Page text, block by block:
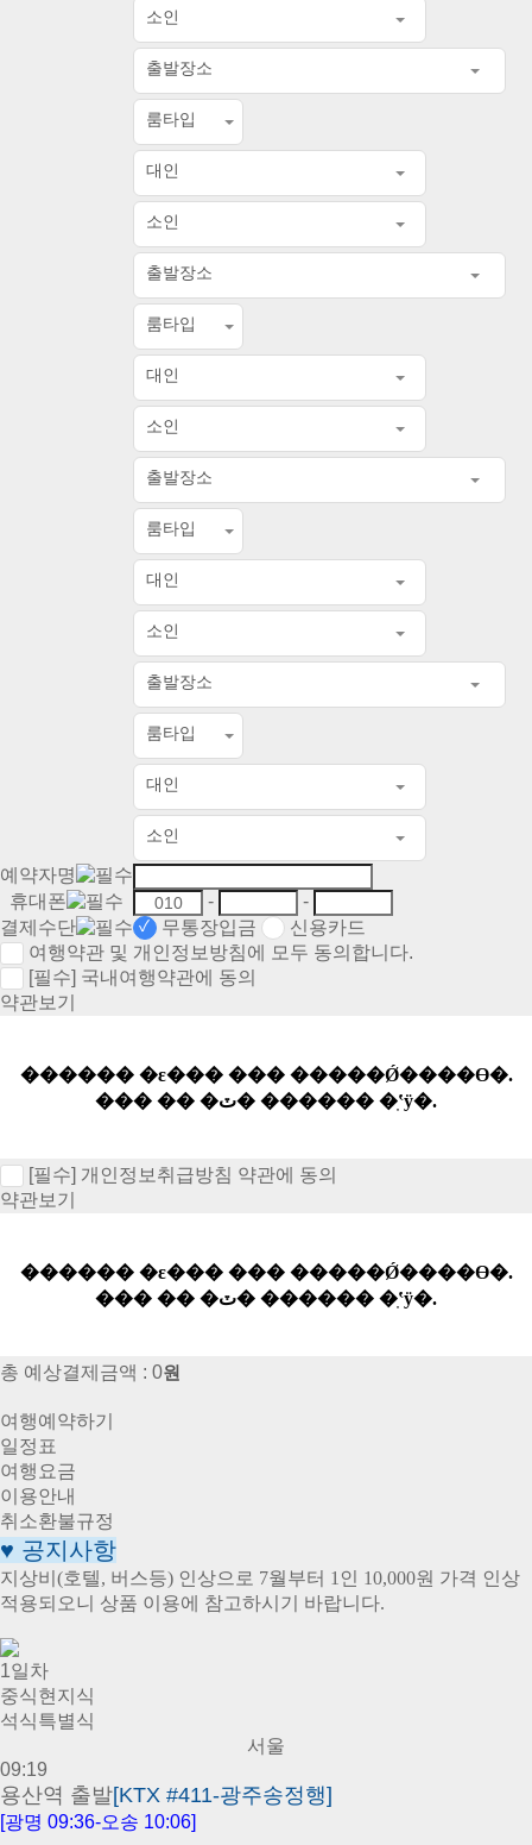
소인
출발장소
룸타입
대인
소인
출발장소
룸타입
대인
소인
출발장소
룸타입
대인
소인
출발장소
룸타입
대인
소인
예약자명
휴대폰
-
-
결제수단
무통장입금
신용카드
여행약관 및 개인정보방침에 모두 동의합니다.
[필수] 국내여행약관에 동의
약관보기
[필수] 개인정보취급방침 약관에 동의
약관보기
총 예상결제금액 : 0원
여행예약하기
일정표
여행요금
이용안내
취소환불규정
♥ 공지사항
지상비(호텔, 버스등) 인상으로 7월부터 1인 10,000원 가격 인상
적용되오니 상품 이용에 참고하시기 바랍니다.
1일차
중식현지식
석식특별식
서울
09:19
용산역 출발[KTX #411-광주송정행]
[광명 09:36-오송 10:06]